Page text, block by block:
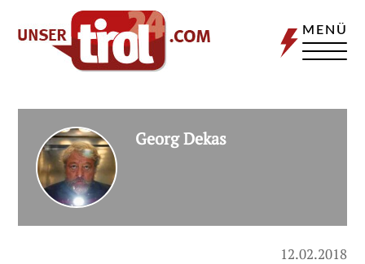
MENÜ
Georg Dekas
12.02.2018